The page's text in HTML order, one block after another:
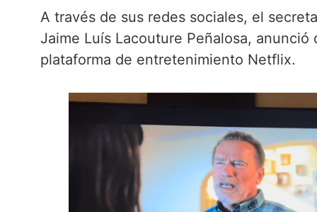
A través de sus redes sociales, el
Jaime Luís Lacouture Peñalosa,
plataforma de entretenimiento Netflix.